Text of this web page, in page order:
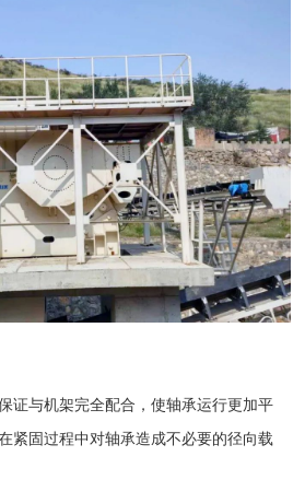
与机架完全配合，使轴承运行更加平
紧固过程中对轴承造成不必要的径向载